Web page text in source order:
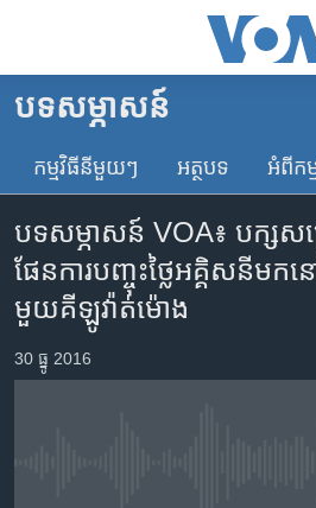
គេហទំព័រ​
និង​
ចូល​
ទំព័រ​
ព័ត៌មាន​​
ម្តង
កម្ពុជា
អន្តរជាតិ
ចិន
ហេឡូវីអូអេ
កម្ពុជាច្នៃប្រតិដ្ឋ
ព្រឹត្តិការណ៍ព័ត៌មាន
បទ​សម្ភាសន៍
កម្មវិធី​នីមួយៗ អត្ថបទ​ អំពី​កម្
បទសម្ភាសន៍ VOA៖ បក្ស​សង្
ផែនការ​បញ្ចុះ​ថ្លៃ​អគ្គិសនី​មក​
មួយ​គីឡូវ៉ាត់​ម៉ោង
30 ធ្នូ 2016